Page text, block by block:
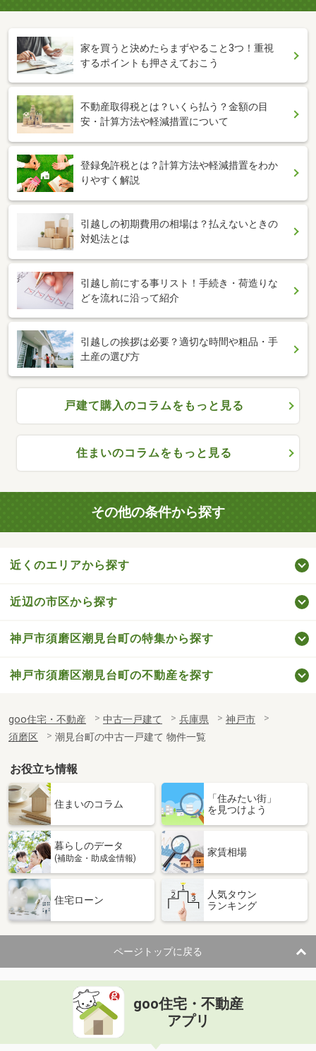
家を買うと決めたらまずやること3つ！重視
するポイントも押さえておこう
不動産取得税とは？いくら払う？金額の目
安・計算方法や軽減措置について
登録免許税とは？計算方法や軽減措置をわか
りやすく解説
引越しの初期費用の相場は？払えないときの
対処法とは
引越し前にする事リスト！手続き・荷造りな
どを流れに沿って紹介
引越しの挨拶は必要？適切な時間や粗品・手
土産の選び方
戸建て購入のコラムをもっと見る
住まいのコラムをもっと見る
その他の条件から探す
近くのエリアから探す
近辺の市区から探す
神戸市須磨区潮見台町の特集から探す
神戸市須磨区潮見台町の不動産を探す
goo住宅・不動産 中古一戸建て 兵庫県
神戸市
須磨区
潮見台町の中古一戸建て 物件一覧
お役立ち情報
住まいのコラム
「住みたい街」
を見つけよう
暮らしのデータ
(補助金・助成金情報)
家賃相場
住宅ローン
人気タウン
ランキング
ページトップに戻る
goo住宅・不動産
アプリ